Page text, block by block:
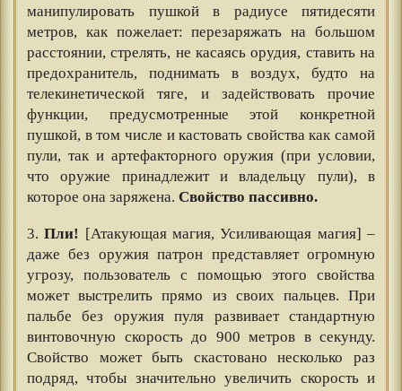
манипулировать пушкой в радиусе пятидесяти
метров, как пожелает: перезаряжать на большом
расстоянии, стрелять, не касаясь орудия, ставить на
предохранитель, поднимать в воздух, будто на
телекинетической тяге, и задействовать прочие
функции, предусмотренные этой конкретной
пушкой, в том числе и кастовать свойства как самой
пули, так и артефакторного оружия (при условии,
что оружие принадлежит и владельцу пули), в
которое она заряжена. Свойство пассивно.
3.Пли! [Атакующая магия, Усиливающая магия] –
даже без оружия патрон представляет огромную
угрозу, пользователь с помощью этого свойства
может выстрелить прямо из своих пальцев. При
пальбе без оружия пуля развивает стандартную
винтовочную скорость до 900 метров в секунду.
Свойство может быть скастовано несколько раз
подряд, чтобы значительно увеличить скорость и